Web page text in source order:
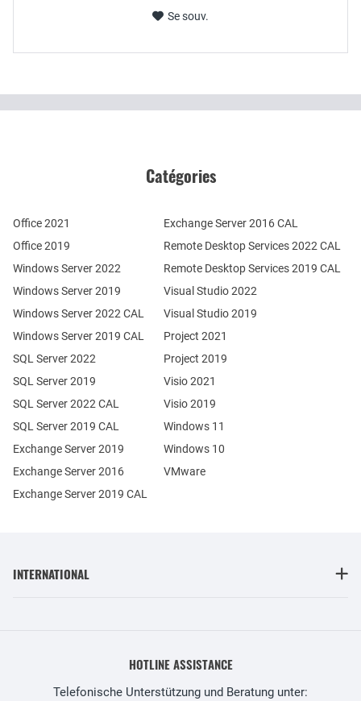
Se souv.
Catégories
Office 2021
Office 2019
Windows Server 2022
Windows Server 2019
Exchange Server 2019
Exchange Server 2016
SQL Server 2022
SQL Server 2019
Windows Server 2022 CAL
Windows Server 2019 CAL
SQL Server 2022 CAL
SQL Server 2019 CAL
Remote Desktop Services 2022 CAL
Remote Desktop Services 2019 CAL
Exchange Server 2019 CAL
Exchange Server 2016 CAL
Visual Studio 2022
Visual Studio 2019
Project 2021
Project 2019
Visio 2021
Visio 2019
Windows 11
Windows 10
VMware
INTERNATIONAL
HOTLINE ASSISTANCE
Telefonische Unterstützung und Beratung unter: